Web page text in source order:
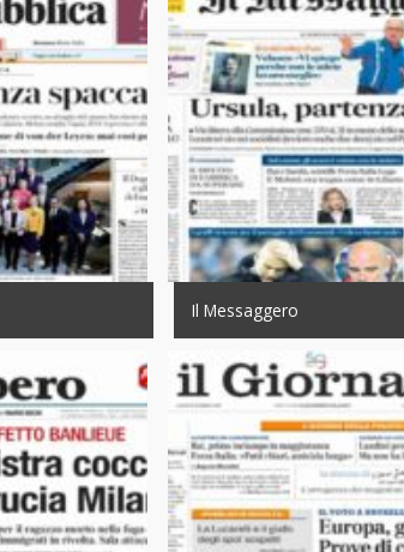
Il Messaggero